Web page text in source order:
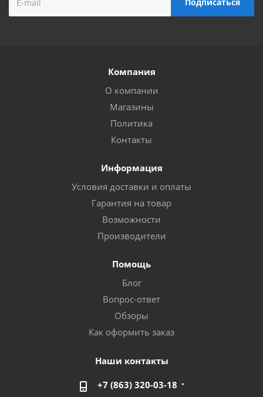
Компания
О компании
Магазины
Политика
Контакты
Информация
Условия доставки и оплаты
Гарантия на товар
Возможности
Производители
Помощь
Блог
Вопрос-ответ
Обзоры
Как оформить заказ
Наши контакты
+7 (863) 320-03-18